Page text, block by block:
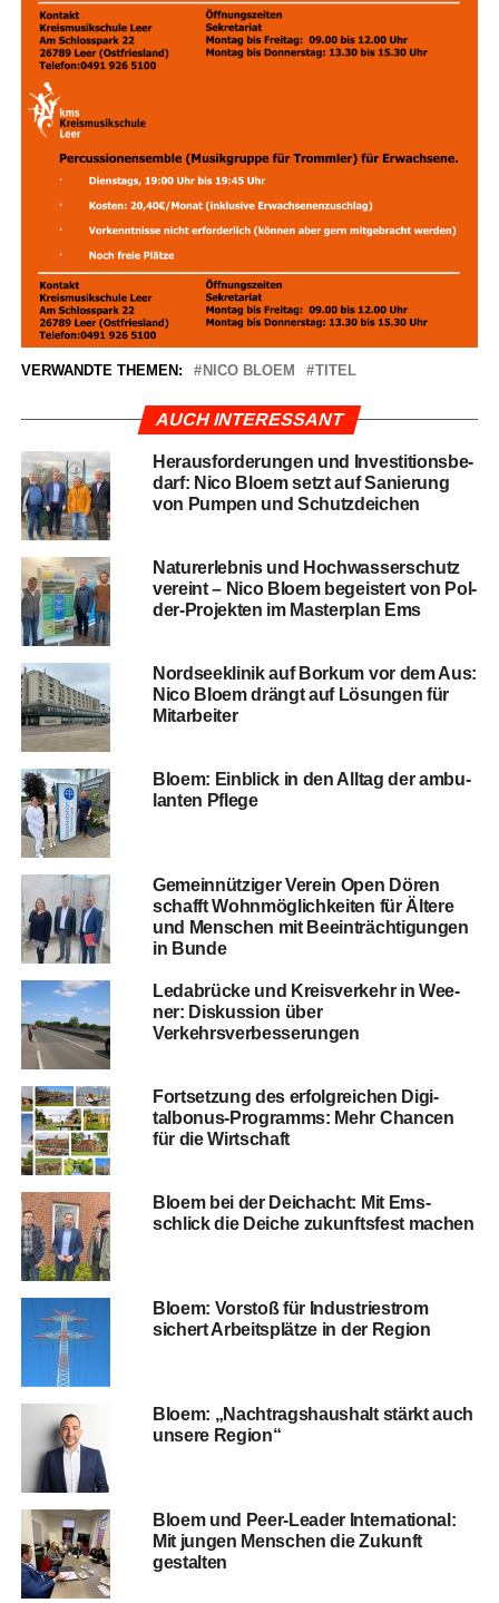
VERWANDTE THEMEN: NICO BLOEM TITEL
AUCH INTERESSANT
Her­aus­for­de­run­gen und Inves­ti­ti­ons­be­
darf: Nico Blo­em setzt auf Sanie­rung
von Pum­pen und Schutzdeichen
Natur­er­leb­nis und Hoch­was­ser­schutz
ver­eint – Nico Blo­em begeis­tert von Pol­
der-Pro­jek­ten im Mas­ter­plan Ems
Nord­see­kli­nik auf Bor­kum vor dem Aus:
Nico Blo­em drängt auf Lösun­gen für
Mitarbeiter
Blo­em: Ein­blick in den All­tag der ambu­
lan­ten Pflege
Gemein­nüt­zi­ger Ver­ein Open Dören
schafft Wohn­mög­lich­kei­ten für Älte­re
und Men­schen mit Beein­träch­ti­gun­gen
in Bunde
Leda­brü­cke und Kreis­ver­kehr in Wee­
ner: Dis­kus­si­on über
Verkehrsverbesserungen
Fort­set­zung des erfolg­rei­chen Digi­
talbo­nus-Pro­gramms: Mehr Chan­cen
für die Wirtschaft
Blo­em bei der Deich­acht: Mit Ems­
schlick die Dei­che zukunfts­fest machen
Blo­em: Vor­stoß für Indus­trie­strom
sichert Arbeits­plät­ze in der Region
Blo­em: „Nach­trags­haus­halt stärkt auch
unse­re Region“
Blo­em und Peer-Lea­der Inter­na­tio­nal:
Mit jun­gen Men­schen die Zukunft
gestalten